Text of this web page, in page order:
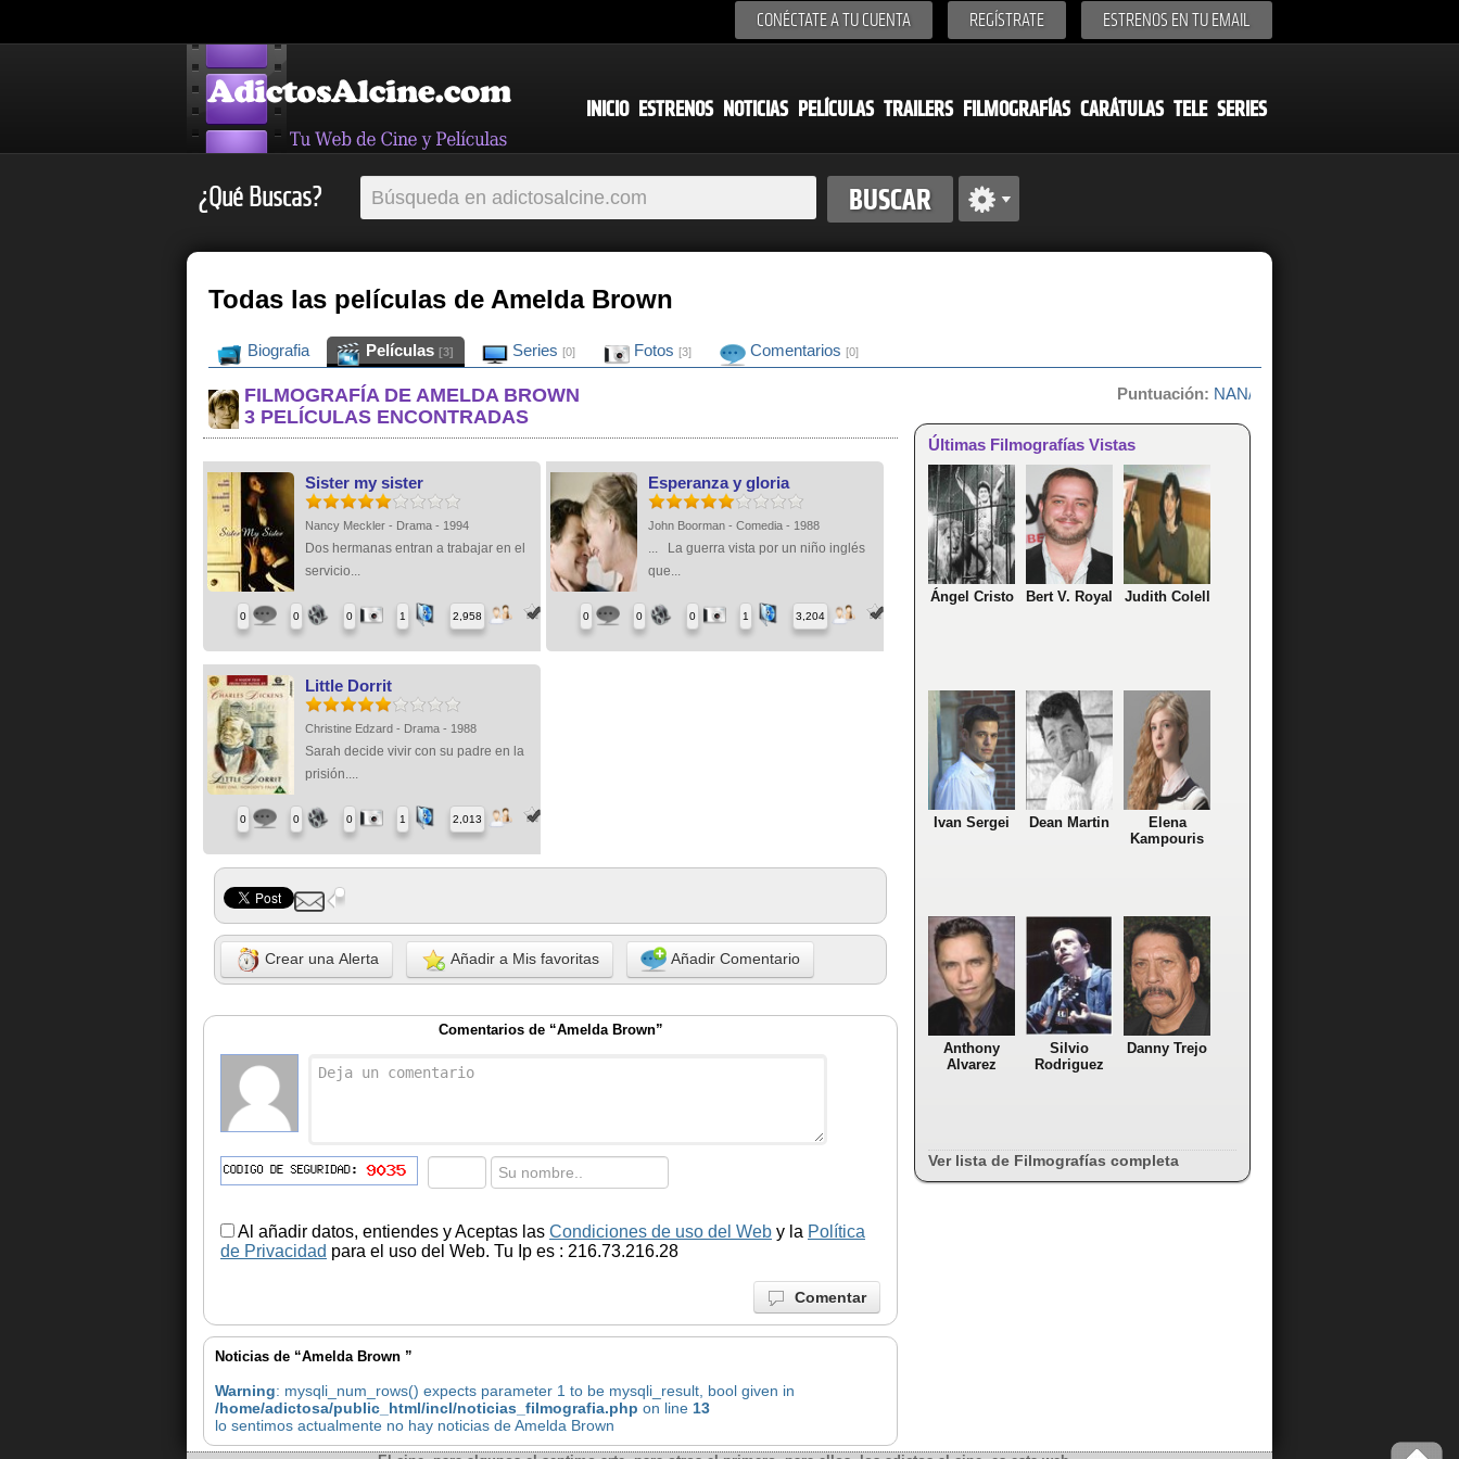
CONÉCTATE A TU CUENTA REGÍSTRATE ESTRENOS EN TU EMAIL
INICIO ESTRENOS NOTICIAS PELÍCULAS TRAILERS FILMOGRAFÍAS CARÁTULAS TELE SERIES
¿Qué Buscas?
Todas las películas de Amelda Brown
Biografia Películas [3] Series [0] Fotos [3] Comentarios [0]
FILMOGRAFÍA DE AMELDA BROWN
3 PELÍCULAS ENCONTRADAS
Sister my sister
Nancy Meckler - Drama - 1994
Dos hermanas entran a trabajar en el
servicio...
0 0 0 1 2,958
Esperanza y gloria
John Boorman - Comedia - 1988
... La guerra vista por un niño inglés
que...
0 0 0 1 3,204
Little Dorrit
Christine Edzard - Drama - 1988
Sarah decide vivir con su padre en la
prisión....
0 0 0 1 2,013
Crear una Alerta Añadir a Mis favoritas Añadir Comentario
Comentarios de “Amelda Brown”
Al añadir datos, entiendes y Aceptas las Condiciones de uso del Web y la Política
de Privacidad para el uso del Web. Tu Ip es : 216.73.216.28
Comentar
Noticias de “Amelda Brown ”
Warning: mysqli_num_rows() expects parameter 1 to be mysqli_result, bool given in
/home/adictosa/public_html/incl/noticias_filmografia.php on line 13
lo sentimos actualmente no hay noticias de Amelda Brown
Puntuación: NAN/10 de 0 votos
Últimas Filmografías Vistas
Ángel Cristo Bert V. Royal Judith Colell
Ivan Sergei Dean Martin
Elena
Kampouris
Anthony
Alvarez
Silvio
Rodriguez
Danny Trejo
Ver lista de Filmografías completa